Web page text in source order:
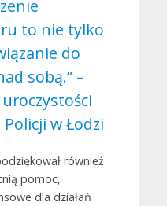
to nie tylko
do
sobą.” –
w Łodzi
również
pomoc,
dla działań